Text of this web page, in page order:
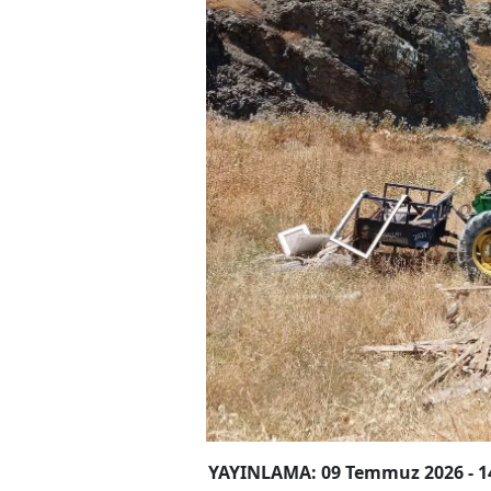
YAYINLAMA: 09 Temmuz 2026 -